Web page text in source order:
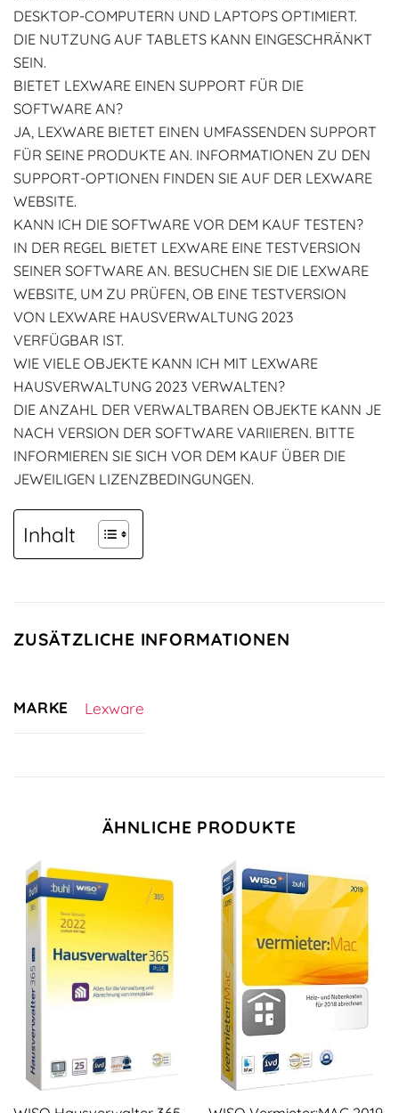
DESKTOP-COMPUTERN UND LAPTOPS OPTIMIERT.
DIE NUTZUNG AUF TABLETS KANN EINGESCHRÄNKT
SEIN.
BIETET LEXWARE EINEN SUPPORT FÜR DIE
SOFTWARE AN?
JA, LEXWARE BIETET EINEN UMFASSENDEN SUPPORT
FÜR SEINE PRODUKTE AN. INFORMATIONEN ZU DEN
SUPPORT-OPTIONEN FINDEN SIE AUF DER LEXWARE
WEBSITE.
KANN ICH DIE SOFTWARE VOR DEM KAUF TESTEN?
IN DER REGEL BIETET LEXWARE EINE TESTVERSION
SEINER SOFTWARE AN. BESUCHEN SIE DIE LEXWARE
WEBSITE, UM ZU PRÜFEN, OB EINE TESTVERSION
VON LEXWARE HAUSVERWALTUNG 2023
VERFÜGBAR IST.
WIE VIELE OBJEKTE KANN ICH MIT LEXWARE
HAUSVERWALTUNG 2023 VERWALTEN?
DIE ANZAHL DER VERWALTBAREN OBJEKTE KANN JE
NACH VERSION DER SOFTWARE VARIIEREN. BITTE
INFORMIEREN SIE SICH VOR DEM KAUF ÜBER DIE
JEWEILIGEN LIZENZBEDINGUNGEN.
Inhalt
ZUSÄTZLICHE INFORMATIONEN
MARKE Lexware
ÄHNLICHE PRODUKTE